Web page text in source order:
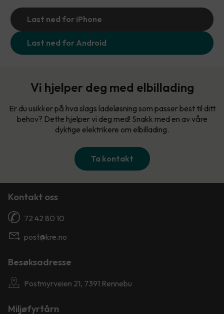
Last ned for iPhone
Last ned for Android
Vi hjelper deg med elbillading
Er du usikker på hva slags ladeløsning som passer best til ditt
behov? Dette hjelper vi deg med! Snakk med en av våre
dyktige elektrikere om elbillading.
Ta kontakt
Kontakt oss
72 42 80 10
post@kre.no
Besøksadresse
Postmyrveien 21, 7391 Rennebu
Miljøfyrtårn